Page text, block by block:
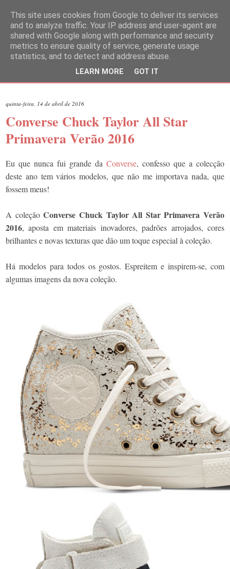
quinta-feira, 14 de abril de 2016
Converse Chuck Taylor All Star
Primavera Verão 2016
Eu que nunca fui grande da Converse, confesso que a colecção
deste ano tem vários modelos, que não me importava nada, que
fossem meus!
A coleçãoConverse Chuck Taylor All Star Primavera Verão
2016, aposta em materiais inovadores, padrões arrojados, cores
brilhantes e novas texturas que dão um toque especial à coleção.
Há modelos para todos os gostos. Espreitem e inspirem-se, com
algumas imagens da nova coleção.
This site uses cookies from Google to deliver its services
and to analyze traffic. Your IP address and user-agent are
shared with Google along with performance and security
metrics to ensure quality of service, generate usage
statistics, and to detect and address abuse.
LEARN MORE GOT IT